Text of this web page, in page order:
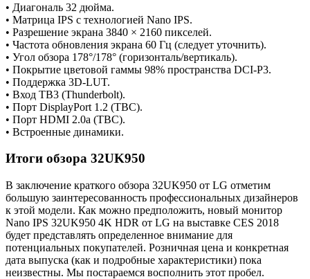
• Диагональ 32 дюйма.
• Матрица IPS с технологией Nano IPS.
• Разрешение экрана 3840 × 2160 пикселей.
• Частота обновления экрана 60 Гц (следует уточнить).
• Угол обзора 178°/178° (горизонталь/вертикаль).
• Покрытие цветовой гаммы 98% пространства DCI-P3.
• Поддержка 3D-LUT.
• Вход TB3 (Thunderbolt).
• Порт DisplayPort 1.2 (TBC).
• Порт HDMI 2.0a (TBC).
• Встроенные динамики.
Итоги обзора 32UK950
В заключение краткого обзора 32UK950 от LG отметим
большую заинтересованность профессиональных дизайнеров
к этой модели. Как можно предположить, новый монитор
Nano IPS 32UK950 4K HDR от LG на выставке CES 2018
будет представлять определенное внимание для
потенциальных покупателей. Розничная цена и конкретная
дата выпуска (как и подробные характеристики) пока
неизвестны. Мы постараемся восполнить этот пробел.